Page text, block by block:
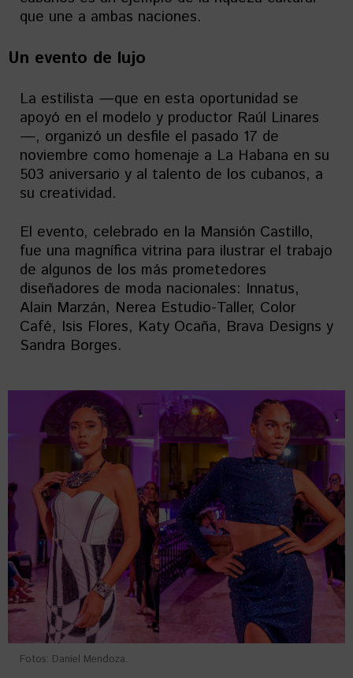
que une a ambas naciones.
Un evento de lujo
La estilista —que en esta oportunidad se
apoyó en el modelo y productor Raúl Linares
—, organizó un desfile el pasado 17 de
noviembre como homenaje a La Habana en su
503 aniversario y al talento de los cubanos, a
su creatividad.
El evento, celebrado en la Mansión Castillo,
fue una magnífica vitrina para ilustrar el trabajo
de algunos de los más prometedores
diseñadores de moda nacionales: Innatus,
Alain Marzán, Nerea Estudio-Taller, Color
Café, Isis Flores, Katy Ocaña, Brava Designs y
Sandra Borges.
Fotos: Daniel Mendoza.